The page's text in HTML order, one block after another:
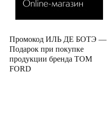
Промокод ИЛЬ ДЕ БОТЭ —
Подарок при покупке
продукции бренда TOM
FORD